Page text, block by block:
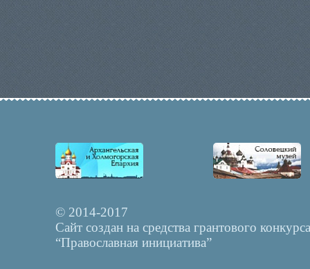
© 2014-2017
Сайт создан на средства грантового конкурса
“Православная инициатива”